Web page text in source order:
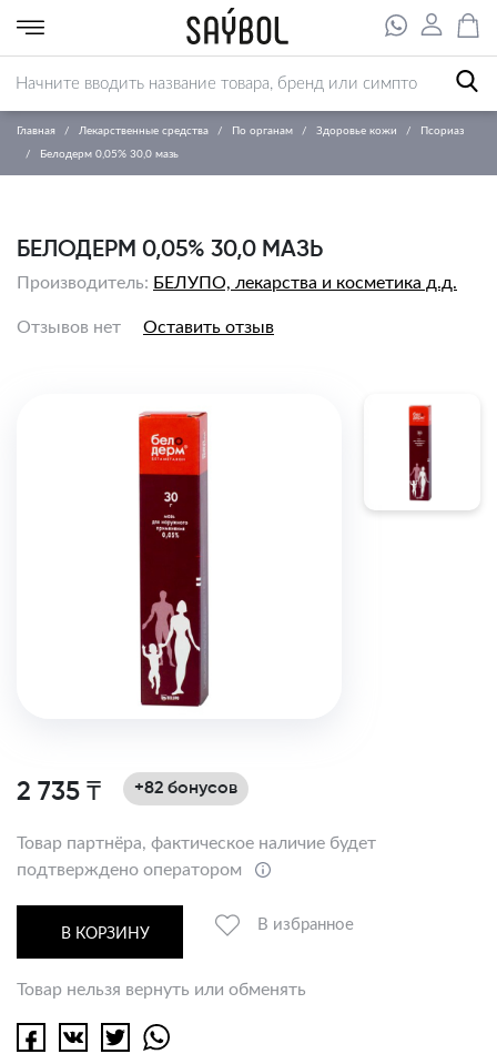
Главная Лекарственные средства По органам Здоровье кожи Псориаз
Белодерм 0,05% 30,0 мазь
БЕЛОДЕРМ 0,05% 30,0 МАЗЬ
Производитель: БЕЛУПО, лекарства и косметика д.д.
Отзывов нет Оставить отзыв
2 735 ₸ +82 бонусов
Товар партнёра, фактическое наличие будет
подтверждено оператором
В КОРЗИНУ
В избранное
Товар нельзя вернуть или обменять